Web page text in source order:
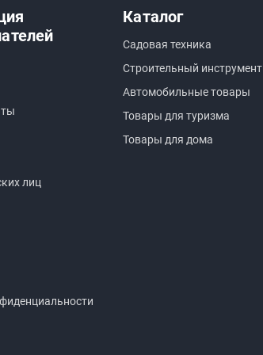
лиц
Каталог
Садовая техника
Строительный инструмент
Автомобильные товары
Товары для туризма
Товары для дома